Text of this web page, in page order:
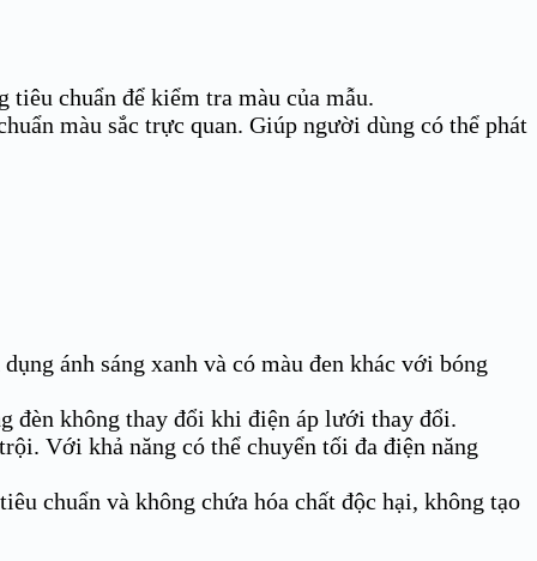
chuẩn để kiểm tra màu của mẫu.
màu sắc trực quan. Giúp người dùng có thể phát
ánh sáng xanh và có màu đen khác với bóng
đèn không thay đổi khi điện áp lưới thay đổi.
Với khả năng có thể chuyển tối đa điện năng
chuẩn và không chứa hóa chất độc hại, không tạo